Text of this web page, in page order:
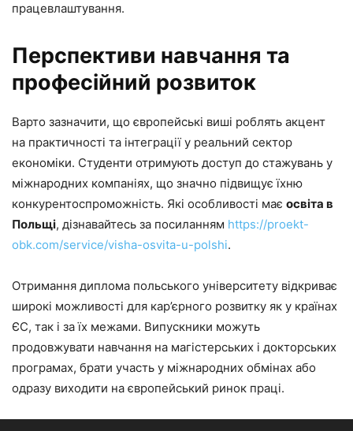
працевлаштування.
Перспективи навчання та
професійний розвиток
Варто зазначити, що європейські виші роблять акцент
на практичності та інтеграції у реальний сектор
економіки. Студенти отримують доступ до стажувань у
міжнародних компаніях, що значно підвищує їхню
конкурентоспроможність. Які особливості має освіта в
Польщі, дізнавайтесь за посиланням https://proekt-
obk.com/service/visha-osvita-u-polshi.
Отримання диплома польського університету відкриває
широкі можливості для кар’єрного розвитку як у країнах
ЄС, так і за їх межами. Випускники можуть
продовжувати навчання на магістерських і докторських
програмах, брати участь у міжнародних обмінах або
одразу виходити на європейський ринок праці.